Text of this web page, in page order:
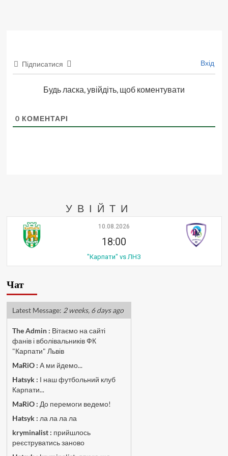
Підписатися Вхід
Будь ласка, увійдіть, щоб коментувати
0 КОМЕНТАРІ
УВІЙТИ
10.08.2026
18:00
"Карпати" vs ЛНЗ
Чат
Latest Message: 2 weeks, 6 days ago
The Admin: Вітаємо на сайті
фанів і вболівальників ФК
"Карпати" Львів
MaRiO : А ми йдемо...
Hatsyk : І наш футбольний клуб
Карпати...
MaRiO : До перемоги ведемо!
Hatsyk : ла ла ла ла
kryminalist : прийшлось
реєструватись заново